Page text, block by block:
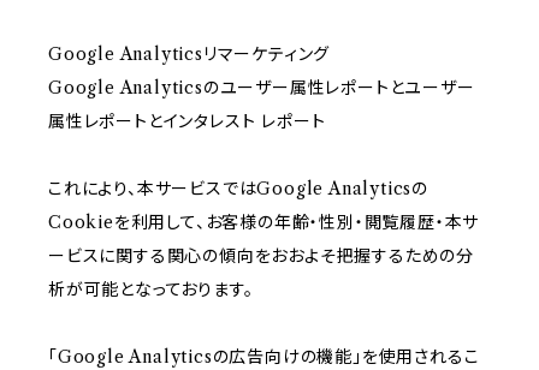
Google Analyticsリマーケティング
Google Analyticsのユーザー属性レポートとユーザー
属性レポートとインタレスト レポート
これにより、本サービスではGoogle Analyticsの
Cookieを利用して、お客様の年齢・性別・閲覧履歴・本サ
ービスに関する関心の傾向をおおよそ把握するための分
析が可能となっております。
「Google Analyticsの広告向けの機能」を使用されるこ